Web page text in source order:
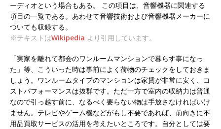
ーディオという場合もある。 この項目は、音響機器に関連する
項目の一覧である。あわせて音響技術および音響機器メーカーに
ついても収録する。
※テキストはWikipedia より引用しています。
「実家を離れて都会のワンルームマンションで暮らす事になっ
た」等、こういった時は事前によく荷物のチェックをしておきま
しょう。ワンルームタイプのマンションは家賃が非常に安く、コ
ストパフォーマンスは抜群です。ただ一方で室内の収納力は普通
なので引っ越す前に、なるべく要らない物は手放さなければいけ
ません。テレビやゲーム機などがもし不要であれば、前向きに不
用品買取サービスの活用を考えたいところです。自分としては要